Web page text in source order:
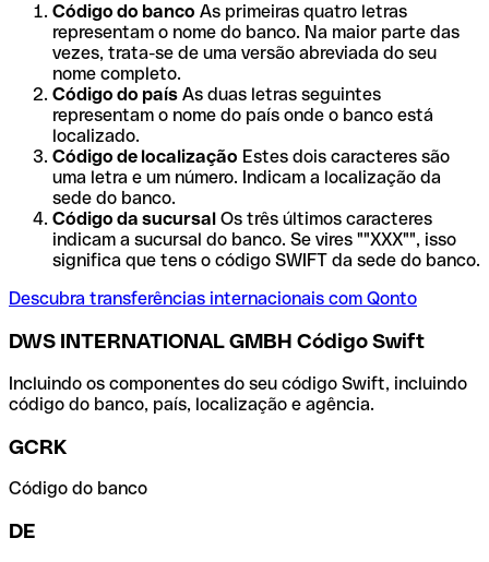
Código do banco As primeiras quatro letras
representam o nome do banco. Na maior parte das
vezes, trata-se de uma versão abreviada do seu
nome completo.
Código do país As duas letras seguintes
representam o nome do país onde o banco está
localizado.
Código de localização Estes dois caracteres são
uma letra e um número. Indicam a localização da
sede do banco.
Código da sucursal Os três últimos caracteres
indicam a sucursal do banco. Se vires ""XXX"", isso
significa que tens o código SWIFT da sede do banco.
Descubra transferências internacionais com Qonto
DWS INTERNATIONAL GMBH Código Swift
Incluindo os componentes do seu código Swift, incluindo
código do banco, país, localização e agência.
GCRK
Código do banco
DE